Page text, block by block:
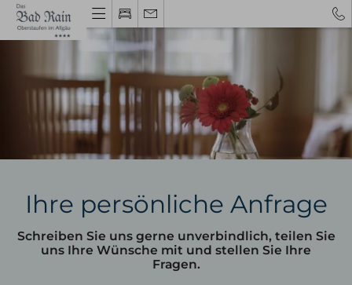
Hotel Oberstaufen
Gastgeber & Geschichte
Urlaubstipps 2026
Ihre persönliche Anfrage
Schreiben Sie uns gerne unverbindlich, teilen Sie
uns Ihre Wünsche mit und stellen Sie Ihre
Fragen.